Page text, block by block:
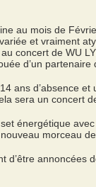
au mois de
et vraiment
concert de WU
d’un partenaire
ans d’absence
sera un concert
énergétique
morceau
d’être